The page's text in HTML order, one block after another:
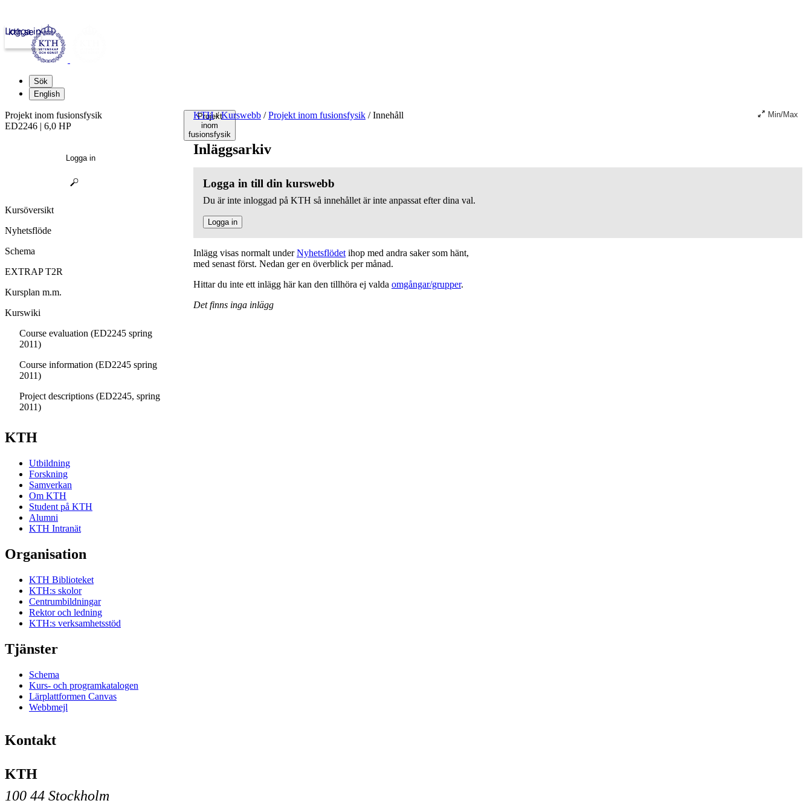
kth.se
Logga in
Sök
English
Projekt
inom
fusionsfysik
KTH / Kurswebb / Projekt inom fusionsfysik /Innehåll Min/Max
Inläggsarkiv
Logga in till din kurswebb
Du är inte inloggad på KTH så innehållet är inte anpassat efter dina val.
Logga in
Inlägg visas normalt underNyhetsflödet ihop med andra saker som hänt,
med senast först. Nedan ger en överblick per månad.
Hittar du inte ett inlägg här kan den tillhöra ej valda omgångar/grupper.
Det finns inga inlägg
Projekt inom fusionsfysik
ED2246 | 6,0 HP
Logga in
Kursöversikt
Nyhetsflöde
Schema
EXTRAP T2R
Kursplan m.m.
Kurswiki
Course evaluation (ED2245 spring
2011)
Course information (ED2245 spring
2011)
Project descriptions (ED2245, spring
2011)
KTH
Utbildning
Forskning
Samverkan
Om KTH
Student på KTH
Alumni
KTH Intranät
Organisation
KTH Biblioteket
KTH:s skolor
Centrumbildningar
Rektor och ledning
KTH:s verksamhetsstöd
Tjänster
Schema
Kurs- och programkatalogen
Lärplattformen Canvas
Webbmejl
Kontakt
KTH
100 44 Stockholm